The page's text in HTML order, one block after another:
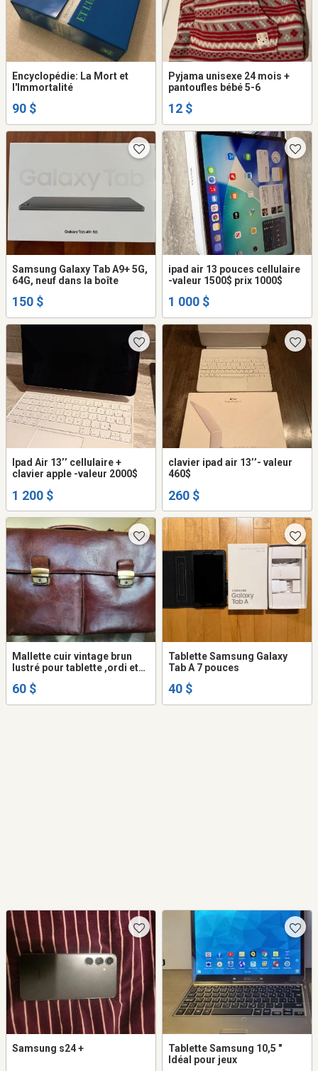
Encyclopédie: La Mort et
l'Immortalité
90 $
Pyjama unisexe 24 mois +
pantoufles bébé 5-6
12 $
Samsung Galaxy Tab A9+ 5G,
64G, neuf dans la boîte
150 $
ipad air 13 pouces cellulaire
-valeur 1500$ prix 1000$
1 000 $
Ipad Air 13’’ cellulaire +
clavier apple -valeur 2000$
1 200 $
clavier ipad air 13’’- valeur
460$
260 $
Mallette cuir vintage brun
lustré pour tablette ,ordi et
60 $
Tablette Samsung Galaxy
Tab A 7 pouces
40 $
Samsung s24 +
Tablette Samsung 10,5 "
Idéal pour jeux